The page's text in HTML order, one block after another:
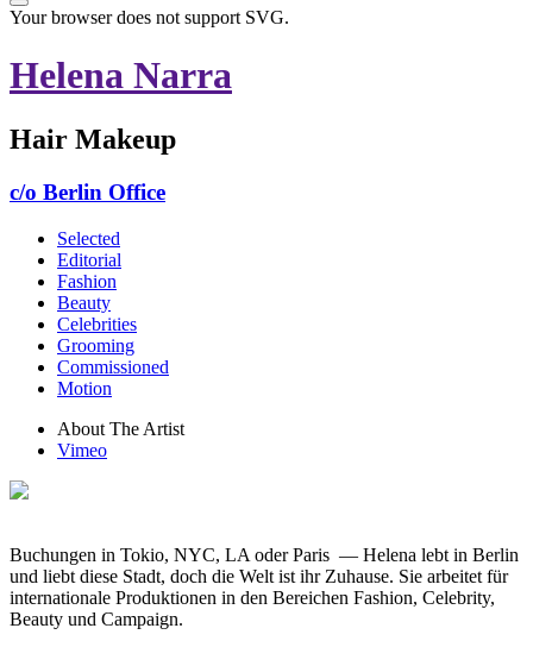
Your browser does not support SVG.
Helena Narra
Hair Makeup
c/o Berlin Office
Selected
Editorial
Fashion
Beauty
Celebrities
Grooming
Commissioned
Motion
About The Artist
Vimeo
Buchungen in Tokio, NYC, LA oder Paris — Helena lebt in Berlin
und liebt diese Stadt, doch die Welt ist ihr Zuhause. Sie arbeitet für
internationale Produktionen in den Bereichen Fashion, Celebrity,
Beauty und Campaign.